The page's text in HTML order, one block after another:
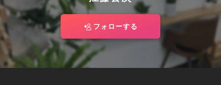
フォローする